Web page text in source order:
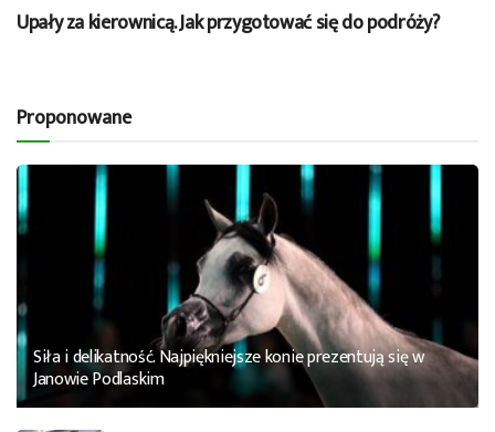
Upały za kierownicą. Jak przygotować się do podróży?
Proponowane
Siła i delikatność. Najpiękniejsze konie prezentują się w
Janowie Podlaskim